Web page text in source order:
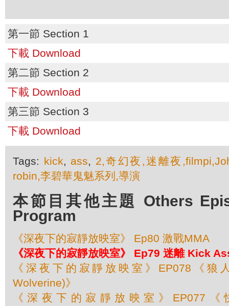
第一節 Section 1
下載 Download
第二節 Section 2
下載 Download
第三節 Section 3
下載 Download
Tags: kick, ass, 2,奇幻夜,迷離夜
robin,李碧華鬼魅系列,導演
本節目其他主題 Others
Program
《深夜下的寂靜放映室》 Ep80 激戰MMA
《深夜下的寂靜放映室》 Ep79 迷離 Kick
《深夜下的寂靜放映室》EP078《狼
Wolverine)》
《深夜下的寂靜放映室》EP077